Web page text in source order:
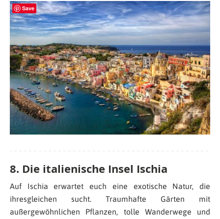
Save
8. Die italienische Insel Ischia
Auf Ischia erwartet euch eine exotische Natur, die
ihresgleichen sucht. Traumhafte Gärten mit
außergewöhnlichen Pflanzen, tolle Wanderwege und